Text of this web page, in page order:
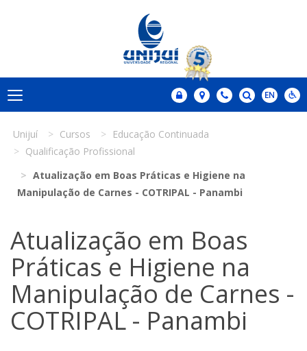
Unijuí Cursos
Educação Continuada
Qualificação Profissional
Atualização em Boas Práticas e Higiene na
Manipulação de Carnes - COTRIPAL - Panambi
Atualização em Boas
Práticas e Higiene na
Manipulação de Carnes -
COTRIPAL - Panambi